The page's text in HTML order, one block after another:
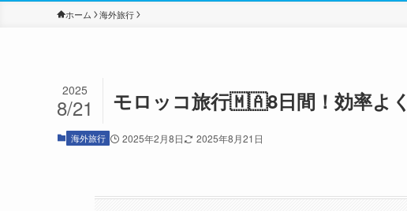
ホーム 海外旅行
モロッコ旅行🇲🇦8日間！効率よ
2025
8/21
海外旅行 2025年2月8日 2025年8月21日